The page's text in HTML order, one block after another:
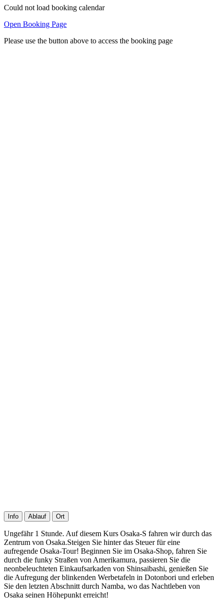
Could not load booking calendar
Open Booking Page
Please use the button above to access the booking page
Info Ablauf Ort
Ungefähr 1 Stunde. Auf diesem Kurs Osaka-S fahren wir durch das
Zentrum von Osaka.Steigen Sie hinter das Steuer für eine
aufregende Osaka-Tour! Beginnen Sie im Osaka-Shop, fahren Sie
durch die funky Straßen von Amerikamura, passieren Sie die
neonbeleuchteten Einkaufsarkaden von Shinsaibashi, genießen Sie
die Aufregung der blinkenden Werbetafeln in Dotonbori und erleben
Sie den letzten Abschnitt durch Namba, wo das Nachtleben von
Osaka seinen Höhepunkt erreicht!